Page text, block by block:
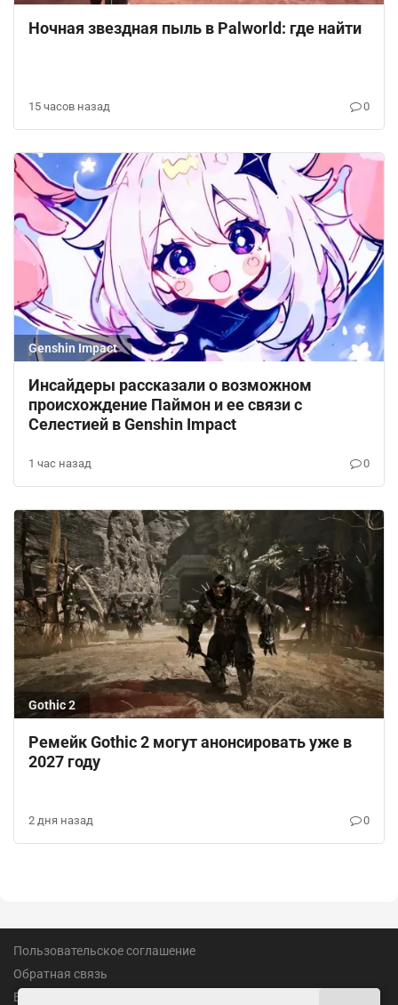
Ночная звездная пыль в Palworld: где найти
15 часов назад 0
Genshin Impact
Инсайдеры рассказали о возможном
происхождение Паймон и ее связи с
Селестией в Genshin Impact
1 час назад 0
Gothic 2
Ремейк Gothic 2 могут анонсировать уже в
2027 году
2 дня назад 0
Пользовательское соглашение
Обратная связь
Вакансии